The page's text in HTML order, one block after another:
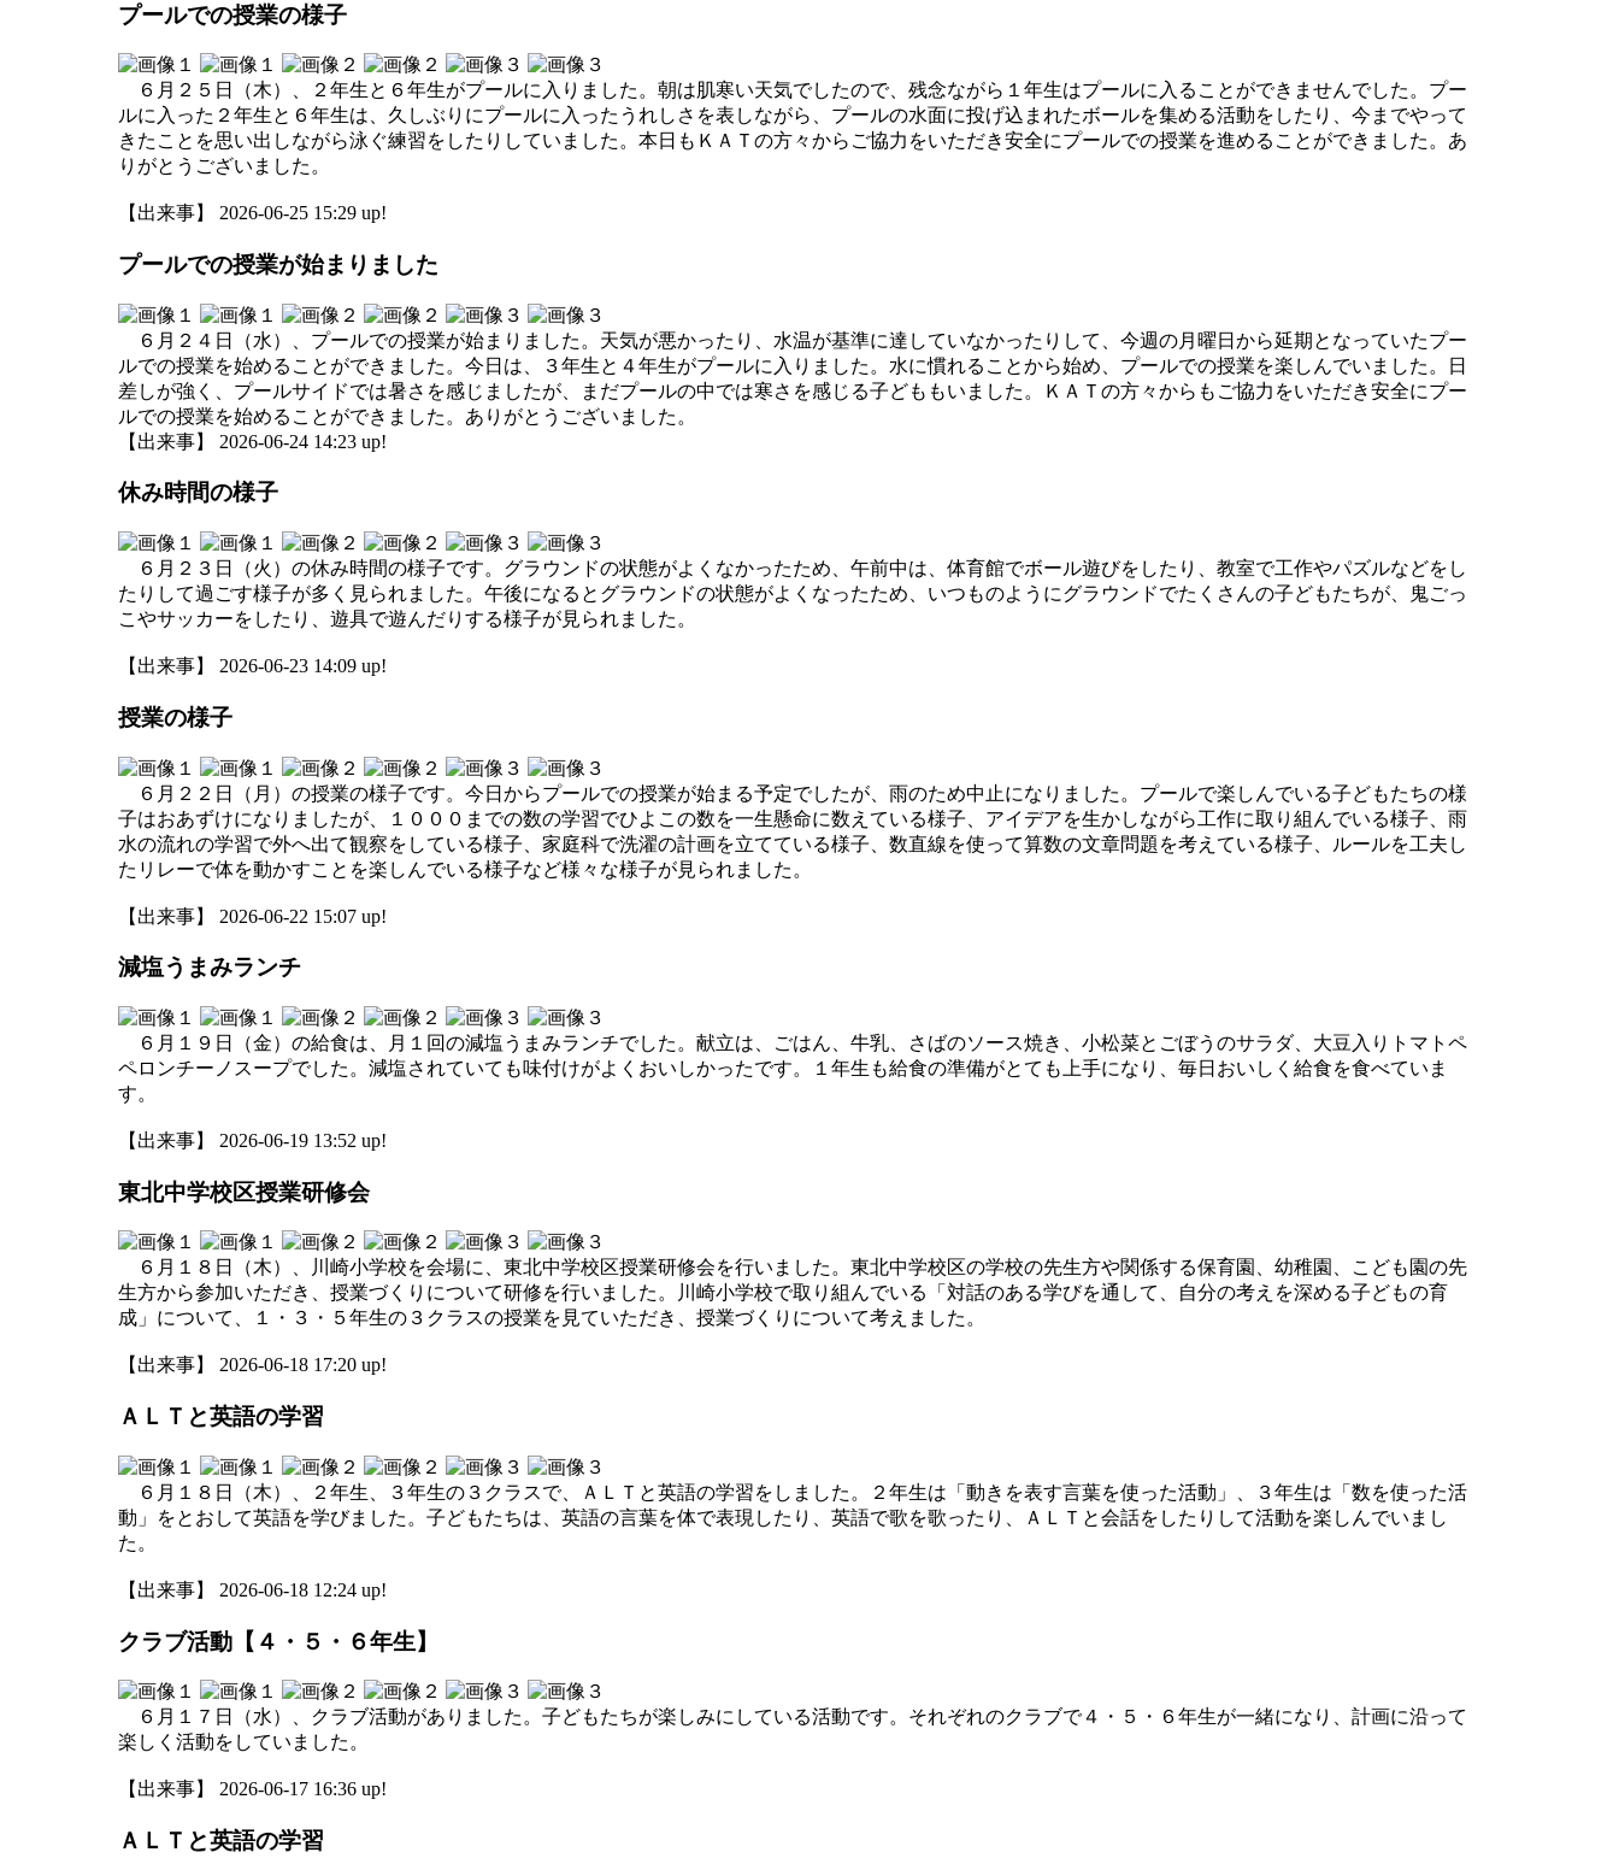
プールでの授業の様子
６月２５日（木）、２年生と６年生がプールに入りました。朝は肌寒い天気でしたので、残念ながら１年生はプールに入ることができませんでした。プー
ルに入った２年生と６年生は、久しぶりにプールに入ったうれしさを表しながら、プールの水面に投げ込まれたボールを集める活動をしたり、今までやって
きたことを思い出しながら泳ぐ練習をしたりしていました。本日もＫＡＴの方々からご協力をいただき安全にプールでの授業を進めることができました。あ
りがとうございました。
【出来事】 2026-06-25 15:29 up!
プールでの授業が始まりました
６月２４日（水）、プールでの授業が始まりました。天気が悪かったり、水温が基準に達していなかったりして、今週の月曜日から延期となっていたプー
ルでの授業を始めることができました。今日は、３年生と４年生がプールに入りました。水に慣れることから始め、プールでの授業を楽しんでいました。日
差しが強く、プールサイドでは暑さを感じましたが、まだプールの中では寒さを感じる子どももいました。ＫＡＴの方々からもご協力をいただき安全にプー
ルでの授業を始めることができました。ありがとうございました。
【出来事】 2026-06-24 14:23 up!
休み時間の様子
６月２３日（火）の休み時間の様子です。グラウンドの状態がよくなかったため、午前中は、体育館でボール遊びをしたり、教室で工作やパズルなどをし
たりして過ごす様子が多く見られました。午後になるとグラウンドの状態がよくなったため、いつものようにグラウンドでたくさんの子どもたちが、鬼ごっ
こやサッカーをしたり、遊具で遊んだりする様子が見られました。
【出来事】 2026-06-23 14:09 up!
授業の様子
６月２２日（月）の授業の様子です。今日からプールでの授業が始まる予定でしたが、雨のため中止になりました。プールで楽しんでいる子どもたちの様
子はおあずけになりましたが、１０００までの数の学習でひよこの数を一生懸命に数えている様子、アイデアを生かしながら工作に取り組んでいる様子、雨
水の流れの学習で外へ出て観察をしている様子、家庭科で洗濯の計画を立てている様子、数直線を使って算数の文章問題を考えている様子、ルールを工夫し
たリレーで体を動かすことを楽しんでいる様子など様々な様子が見られました。
【出来事】 2026-06-22 15:07 up!
減塩うまみランチ
６月１９日（金）の給食は、月１回の減塩うまみランチでした。献立は、ごはん、牛乳、さばのソース焼き、小松菜とごぼうのサラダ、大豆入りトマトペ
ペロンチーノスープでした。減塩されていても味付けがよくおいしかったです。１年生も給食の準備がとても上手になり、毎日おいしく給食を食べていま
す。
【出来事】 2026-06-19 13:52 up!
東北中学校区授業研修会
６月１８日（木）、川崎小学校を会場に、東北中学校区授業研修会を行いました。東北中学校区の学校の先生方や関係する保育園、幼稚園、こども園の先
生方から参加いただき、授業づくりについて研修を行いました。川崎小学校で取り組んでいる「対話のある学びを通して、自分の考えを深める子どもの育
成」について、１・３・５年生の３クラスの授業を見ていただき、授業づくりについて考えました。
【出来事】 2026-06-18 17:20 up!
ＡＬＴと英語の学習
６月１８日（木）、２年生、３年生の３クラスで、ＡＬＴと英語の学習をしました。２年生は「動きを表す言葉を使った活動」、３年生は「数を使った活
動」をとおして英語を学びました。子どもたちは、英語の言葉を体で表現したり、英語で歌を歌ったり、ＡＬＴと会話をしたりして活動を楽しんでいまし
た。
【出来事】 2026-06-18 12:24 up!
クラブ活動【４・５・６年生】
６月１７日（水）、クラブ活動がありました。子どもたちが楽しみにしている活動です。それぞれのクラブで４・５・６年生が一緒になり、計画に沿って
楽しく活動をしていました。
【出来事】 2026-06-17 16:36 up!
ＡＬＴと英語の学習